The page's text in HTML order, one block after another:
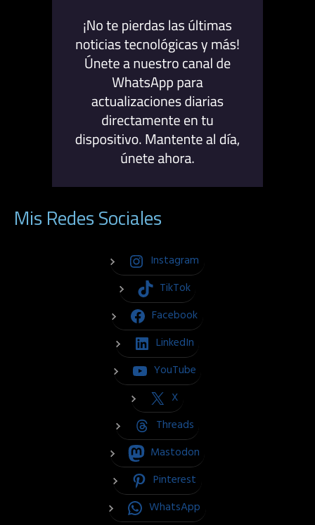
Mis Redes Sociales
Instagram
TikTok
Facebook
LinkedIn
YouTube
X
Threads
Mastodon
Pinterest
WhatsApp